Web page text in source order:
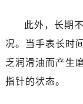
此外，长期
况。当手表长时
乏润滑油而产生
指针的状态。